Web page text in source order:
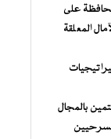
على
المعلقة
بالمجال